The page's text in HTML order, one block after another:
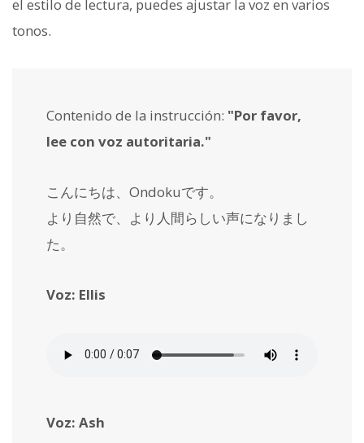
el estilo de lectura, puedes ajustar la voz en varios
tonos.
Contenido de la instrucción: "Por favor,
lee con voz autoritaria."
こんにちは、Ondokuです。
より自然で、より人間らしい声になりまし
た。
Voz: Ellis
Voz: Ash